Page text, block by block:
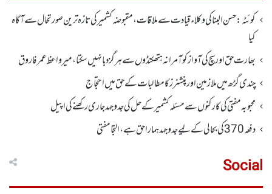
کوئٹہ:حسن البنا کی وکلاء قیادت سے ملاقات، مقبوضہ کشمیرکی تازہ ترین صورتحال سے آگاہ
کیا
بھارت حق اور سچ کی آواز کو آمرانہ ہتھکنڈوں سے ہرگز دبا نہیں سکتا، میر واعظ عمر فاروق
چندی گڑھ میں ملازمین اور پنشنرز کا مطالبات کے حق میں احتجاج
محبوبہ مفتی کی کارکنوں سے مسئلہ کشمیر کے حل کی جدوجہد جاری رکھنے کی اپیل
دفعہ370کی بحالی کے لیے جدوجہد ہمارا حق ہے، التجا مفتی
Social